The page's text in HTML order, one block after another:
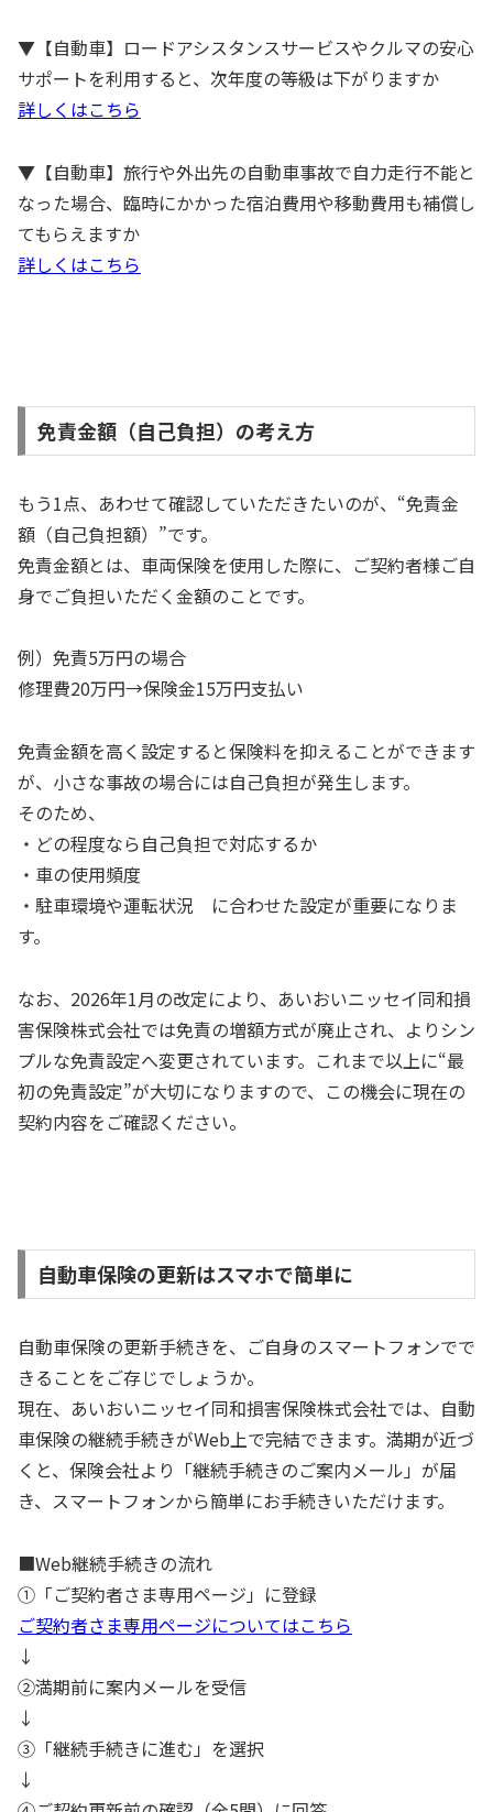
▼【自動車】ロードアシスタンスサービスやクルマの安心
サポートを利用すると、次年度の等級は下がりますか
詳しくはこちら
▼【自動車】旅行や外出先の自動車事故で自力走行不能と
なった場合、臨時にかかった宿泊費用や移動費用も補償し
てもらえますか
詳しくはこちら
免責金額（自己負担）の考え方
もう1点、あわせて確認していただきたいのが、“免責金
額（自己負担額）”です。
免責金額とは、車両保険を使用した際に、ご契約者様ご自
身でご負担いただく金額のことです。
例）免責5万円の場合
修理費20万円→保険金15万円支払い
免責金額を高く設定すると保険料を抑えることができます
が、小さな事故の場合には自己負担が発生します。
そのため、
・どの程度なら自己負担で対応するか
・車の使用頻度
・駐車環境や運転状況 に合わせた設定が重要になりま
す。
なお、2026年1月の改定により、あいおいニッセイ同和損
害保険株式会社では免責の増額方式が廃止され、よりシン
プルな免責設定へ変更されています。これまで以上に“最
初の免責設定”が大切になりますので、この機会に現在の
契約内容をご確認ください。
自動車保険の更新はスマホで簡単に
自動車保険の更新手続きを、ご自身のスマートフォンでで
きることをご存じでしょうか。
現在、あいおいニッセイ同和損害保険株式会社では、自動
車保険の継続手続きがWeb上で完結できます。満期が近づ
くと、保険会社より「継続手続きのご案内メール」が届
き、スマートフォンから簡単にお手続きいただけます。
■Web継続手続きの流れ
①「ご契約者さま専用ページ」に登録
ご契約者さま専用ページについてはこちら
↓
②満期前に案内メールを受信
↓
③「継続手続きに進む」を選択
↓